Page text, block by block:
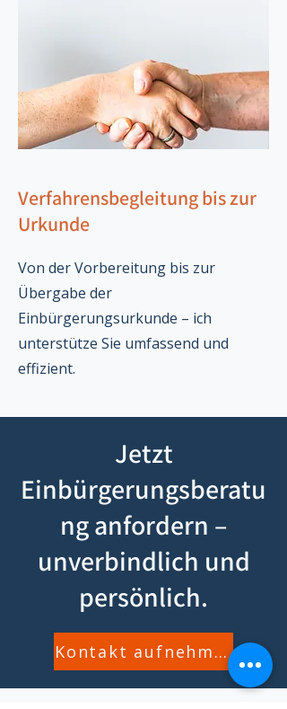
Verfahrensbegleitung bis zur
Urkunde
Von der Vorbereitung bis zur
Übergabe der
Einbürgerungsurkunde – ich
unterstütze Sie umfassend und
effizient.
Jetzt
Einbürgerungsberatu
ng anfordern –
unverbindlich und
persönlich.
Kontakt aufnehmen